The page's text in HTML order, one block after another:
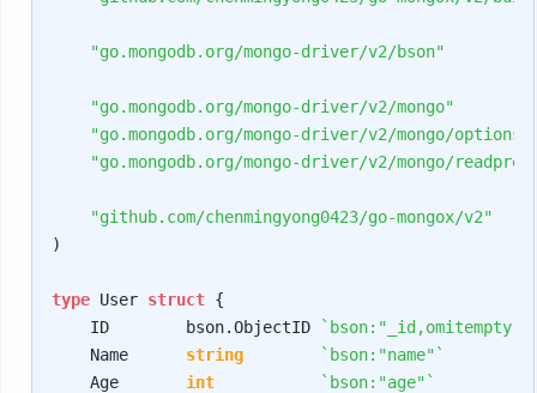
"go.mongodb.org/mongo-driver/v2/bson"
"go.mongodb.org/mongo-driver/v2/mongo"
"go.mongodb.org/mongo-driver/v2/mongo/options"
"go.mongodb.org/mongo-driver/v2/mongo/
"github.com/chenmingyong0423/go-mongox/v2"
)
type User struct {
    ID        bson.ObjectID
`bson:"_id,omitempty"
    Name
string
`bson:"name"`
    Age
int
`bson:"age"`